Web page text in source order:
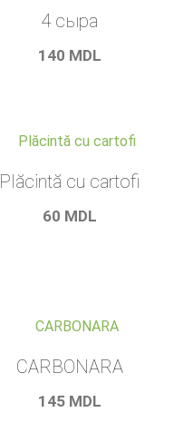
4 сыра
140 MDL
Plăcintă cu cartofi
60 MDL
CARBONARA
145 MDL